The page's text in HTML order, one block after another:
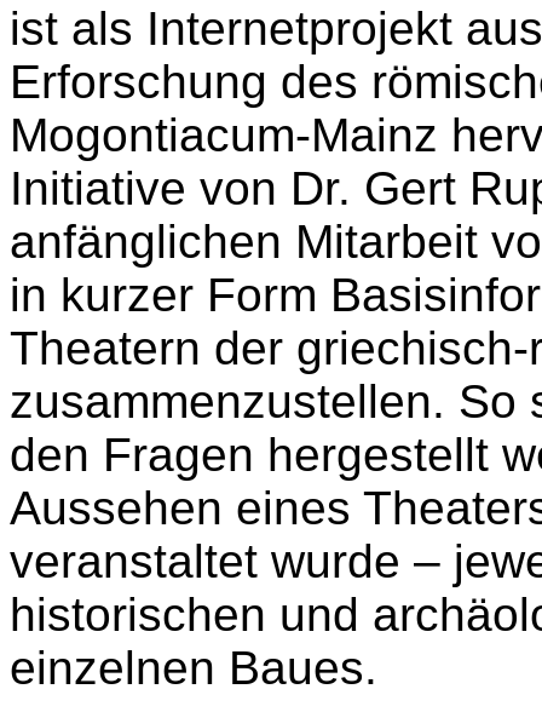
ist als Internetprojekt
Erforschung des
Mogontiacum-Mainz
Initiative von Dr. Gert
anfänglichen Mitarbeit
in kurzer Form
Theatern der
zusammenzustellen. So
den Fragen hergestellt
Aussehen eines
veranstaltet wurde –
historischen und
einzelnen Baues.